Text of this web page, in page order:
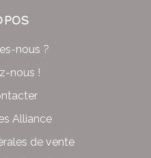
nous ?
nous !
Alliance
de vente